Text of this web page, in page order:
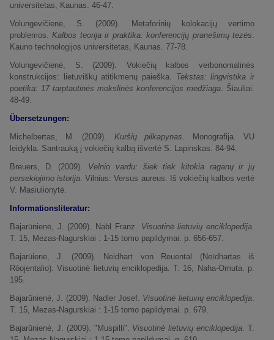
universitetas, Kaunas. 46-47.
Volungevičienė, S. (2009). Metaforinių kolokacijų vertimo
problemos.Kalbos teorija ir praktika: konferencijų pranešimų tezės.
Kauno technologijos universitetas, Kaunas. 77-78.
Volungevičienė, S. (2009). Vokiečių kalbos verbonomalinės
konstrukcijos: lietuviškų atitikmenų paieška. Tekstas: lingvistika ir
poetika: 17 tarptautinės mokslinės konferencijos medžiaga. Šiauliai.
48-49.
Übersetzungen:
Michelbertas, M. (2009). Kuršių pilkapynas. Monografija. VU
leidykla. Santrauką į vokiečių kalbą išvertė S. Lapinskas. 84-94.
Breuers, D. (2009). Velnio vardu: šiek tiek kitokia raganų ir jų
persekiojimo istorija. Vilnius: Versus aureus. Iš vokiečių kalbos vertė
V. Masiulionytė.
Informationsliteratur:
Bajarūnienė, J. (2009). Nabl Franz. Visuotinė lietuvių enciklopedija.
T. 15, Mezas-Nagurskiai : 1-15 tomo papildymai. p. 656-657.
Bajarūienė, J. (2009). Neidhart von Reuental (Neīdhartas iš
Ròojentalio). Visuotinė lietuvių enciklopedija. T. 16, Naha-Omuta. p.
195.
Bajarūnienė, J. (2009). Nadler Josef. Visuotinė lietuvių enciklopedija.
T. 15, Mezas-Nagurskiai : 1-15 tomo papildymai. p. 679.
Bajarūnienė, J. (2009). "Muspilli". Visuotinė lietuvių enciklopedija. T.